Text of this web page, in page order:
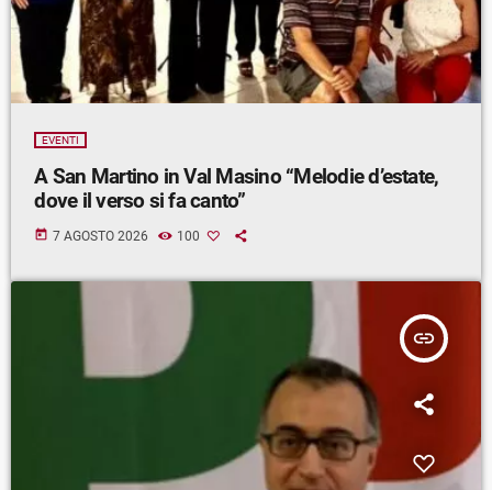
EVENTI
A San Martino in Val Masino “Melodie d’estate,
dove il verso si fa canto”
today 7 AGOSTO 2026 100
insert_link